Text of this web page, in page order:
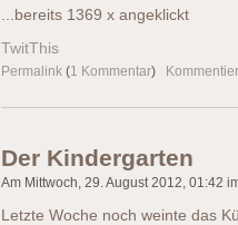
...bereits 1369 x angeklickt
TwitThis
Permalink (1 Kommentar)
Der Kindergarten
Am Mittwoch, 29. August 2012, 01:42
Letzte Woche noch weinte das